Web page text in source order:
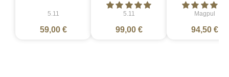
5.11
59,00 €
5.11
99,00 €
Magpul
94,50 €